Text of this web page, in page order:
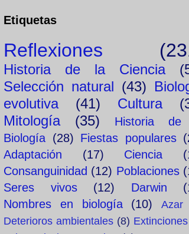
Etiquetas
Reflexiones
Historia de la Ciencia
Selección natural (43)
evolutiva
(41) Cultura
Mitología
(35)
Historia
Biología (28) Fiestas populares
Adaptación
(17) Ciencia
Consanguinidad (12) Poblaciones
Seres vivos
(12) Darwin
Nombres en biología
(10)
Azar
Deterioros ambientales (8) Extinciones